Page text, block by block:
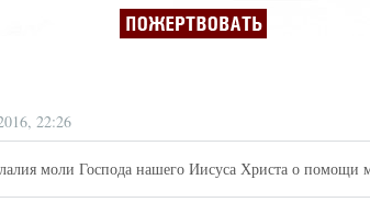
22:26
моли Господа нашего Иисуса Христа о помощи